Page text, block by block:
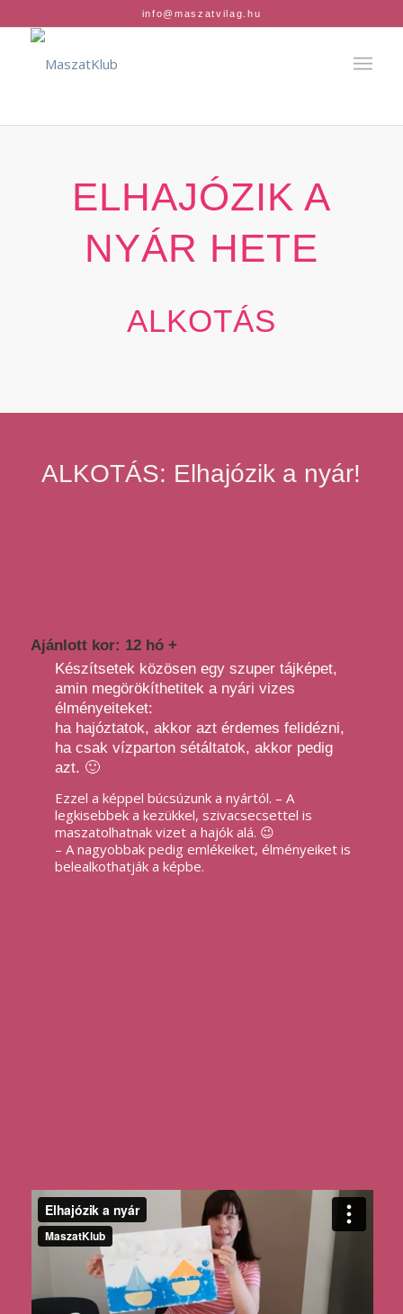
info@maszatvilag.hu
ELHAJÓZIK A
NYÁR HETE
ALKOTÁS
ALKOTÁS: Elhajózik a nyár!
Ajánlott kor: 12 hó +
Készítsetek közösen egy szuper tájképet,
amin megörökíthetitek a nyári vizes
élményeiteket:
ha hajóztatok, akkor azt érdemes felidézni,
ha csak vízparton sétáltatok, akkor pedig
azt. 🙂
Ezzel a képpel búcsúzunk a nyártól. – A
legkisebbek a kezükkel, szivacsecsettel is
maszatolhatnak vizet a hajók alá. 😉
– A nagyobbak pedig emlékeiket, élményeiket is
belealkothatják a képbe.